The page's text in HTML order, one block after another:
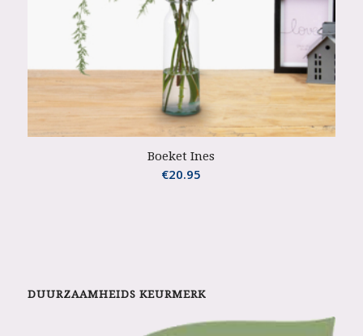
Boeket Ines
€20.95
DUURZAAMHEIDS KEURMERK